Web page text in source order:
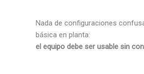
Nada de configuraciones
básica en planta:
el equipo debe ser usable sin